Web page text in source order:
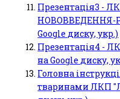
Презентація3 -
НОВОВВЕДЕННЯ-
Google диску, укр.)
Презентація4 -
на Google диску,
Головна
тваринами ЛКП